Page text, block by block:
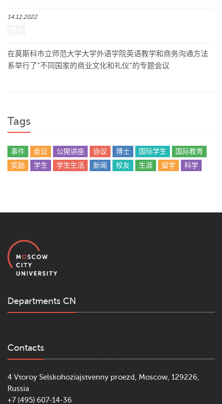
14.12.2022
在莫斯科市立师范大学大学外语学院英语教学和商务沟通方法
系举行了”不同国家的商业文化和礼仪”的专题会议
Tags
事件 会议 公開讲座 协议 博士 国际学生
国际教育
奖励
学生 学生生活 新闻 校友 生涯 留学 科学
Departments CN
Contacts
4 Vtoroy Selskohoziajstvenny proezd, Moscow, 129226,
Russia
+7 (495) 607-14-36